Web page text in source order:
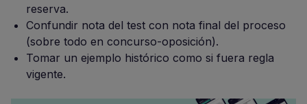
reserva.
Confundir nota del test con nota final del proceso
(sobre todo en concurso-oposición).
Tomar un ejemplo histórico como si fuera regla
vigente.